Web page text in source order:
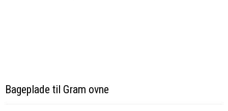
Bageplade til Gram ovne